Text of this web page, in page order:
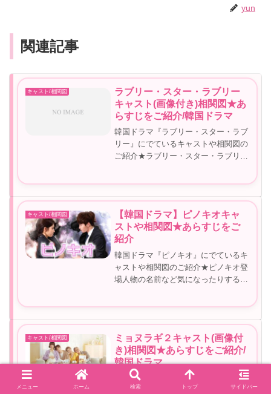
yun
関連記事
キャスト/相関図
ラブリー・スター・ラブリー
キャスト(画像付き)相関図★あ
らすじをご紹介/韓国ドラマ
韓国ドラマ『ラブリー・スター・ラブ
リー』にでているキャストや相関図の
ご紹介★ラブリー・スター・ラブリー
ーなどご紹介していきます！韓国ドラ
マ...
キャスト/相関図
【韓国ドラマ】ピノキオキャ
ストや相関図★あらすじをご
紹介
韓国ドラマ『ピノキオ』にでているキ
ャストや相関図のご紹介★ピノキオ登
場人物の名前など気になったりするこ
マ ピノキオのご紹介★ピノキオ
予告...
キャスト/相関図
ミョヌラギ２キャスト(画像付
き)相関図★あらすじをご紹介/
韓国ドラマ
韓国ドラマ『ミョヌラギ２』にでてい
るキャストや相関図のご紹介★ミョヌ
メニュー ホーム 検索 トップ サイドバー